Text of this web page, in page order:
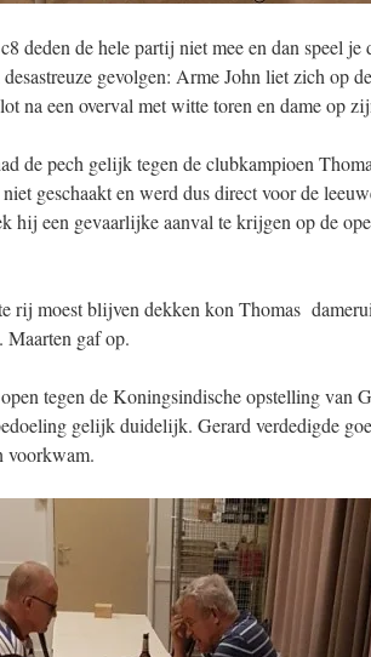
deden de hele partij niet mee en dan speel
gevolgen: Arme John liet zich op
na een overval met witte toren en dame op
de pech gelijk tegen de clubkampioen
geschaakt en werd dus direct voor de
hij een gevaarlijke aanval te krijgen op de
rij moest blijven dekken kon Thomas
Maarten gaf op.
tegen de Koningsindische opstelling van
gelijk duidelijk. Gerard verdedigde
voorkwam.